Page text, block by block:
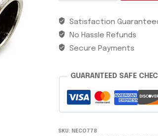
06
03
CODO
6MMX3/8
cantidad
Satisfaction
No Hassle Refunds
Secure Payments
GUARANTEED SAFE
SKU: NECO778